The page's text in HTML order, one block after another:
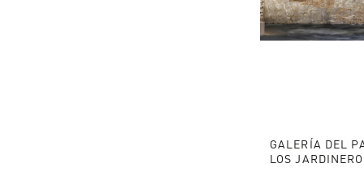
GALERÍA DEL
LOS